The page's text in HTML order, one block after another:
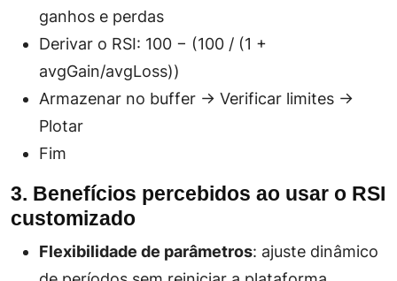
ganhos e perdas
Derivar o RSI: 100 − (100 / (1 +
avgGain/avgLoss))
Armazenar no buffer → Verificar limites →
Plotar
Fim
3. Benefícios percebidos ao usar o RSI
customizado
Flexibilidade de parâmetros: ajuste dinâmico